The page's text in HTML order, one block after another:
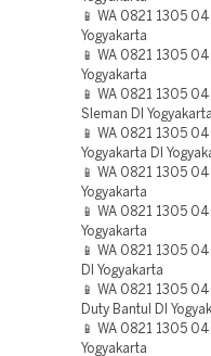
📱 WA 0821 1305
Yogyakarta
📱 WA 0821 1305
Yogyakarta
📱 WA 0821 1305
Sleman DI Yogyakarta
📱 WA 0821 1305
Yogyakarta DI
📱 WA 0821 1305
Yogyakarta
📱 WA 0821 1305
Yogyakarta
📱 WA 0821 1305
DI Yogyakarta
📱 WA 0821 1305
Duty Bantul DI
📱 WA 0821 1305
Yogyakarta